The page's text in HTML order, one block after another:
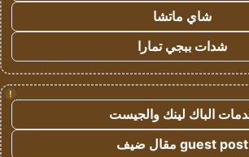
شاي ماتشا
شدات ببجي تمارا
!
الباك لينك والجيست
guest post مقال ضيف